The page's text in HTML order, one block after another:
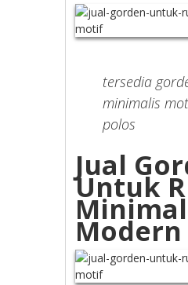
tersedia
minimalis
polos
Jual
Untuk
Modern